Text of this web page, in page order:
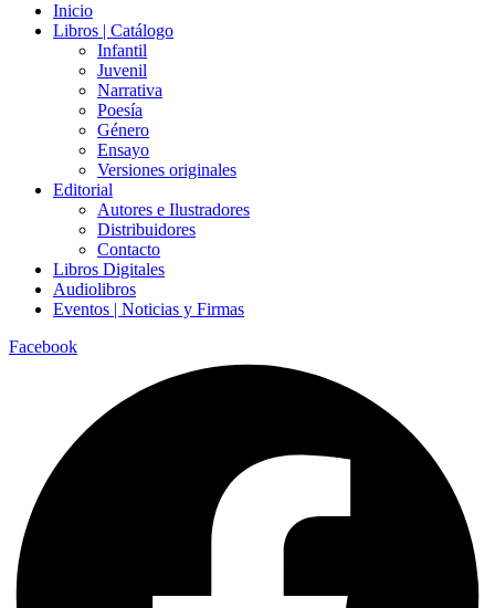
Inicio
Libros | Catálogo
Infantil
Juvenil
Narrativa
Poesía
Género
Ensayo
Versiones originales
Editorial
Autores e Ilustradores
Distribuidores
Contacto
Libros Digitales
Audiolibros
Eventos | Noticias y Firmas
Facebook